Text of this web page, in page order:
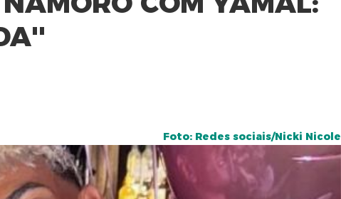
Foto: Redes sociais/Nicki Nicole